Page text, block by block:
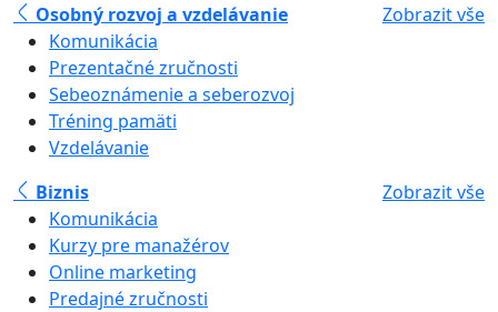
Osobný rozvoj a vzdelávanie
Zobrazit vše
Komunikácia
Prezentačné zručnosti
Sebeoznámenie a seberozvoj
Tréning pamäti
Vzdelávanie
Biznis
Zobrazit vše
Komunikácia
Kurzy pre manažérov
Online marketing
Predajné zručnosti